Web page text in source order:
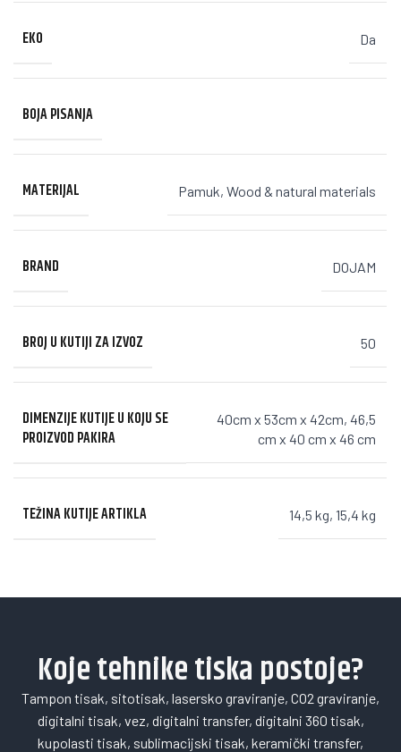
EKO Da
BOJA PISANJA
MATERIJAL Pamuk, Wood & natural materials
BRAND DOJAM
BROJ U KUTIJI ZA IZVOZ 50
DIMENZIJE KUTIJE U KOJU SE
PROIZVOD PAKIRA
40cm x 53cm x 42cm, 46,5
cm x 40 cm x 46 cm
TEŽINA KUTIJE ARTIKLA 14,5 kg, 15,4 kg
Koje tehnike tiska postoje?
Tampon tisak, sitotisak, lasersko graviranje, CO2 graviranje,
digitalni tisak, vez, digitalni transfer, digitalni 360 tisak,
kupolasti tisak, sublimacijski tisak, keramički transfer,